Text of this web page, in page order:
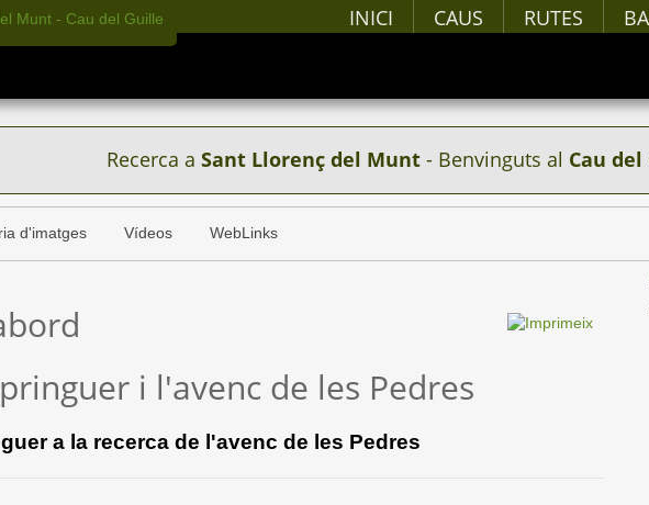
INICI CAUS RUTES
Recerca a Sant Llorenç del Munt- Benvinguts al Cau
d'imatges Vídeos WebLinks
i l'avenc de les Pedres
a la recerca de l'avenc de les Pedres